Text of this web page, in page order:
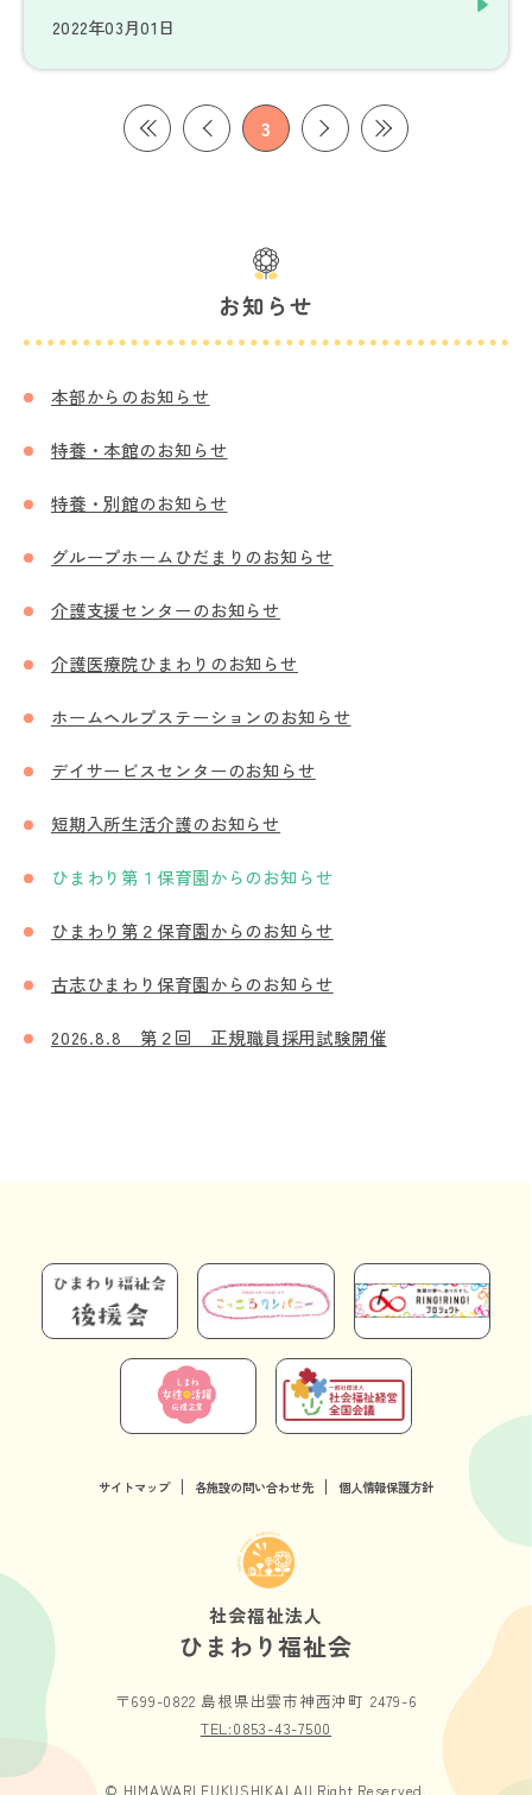
2022年03月01日
3
お知らせ
本部からのお知らせ
特養・本館のお知らせ
特養・別館のお知らせ
グループホームひだまりのお知らせ
介護支援センターのお知らせ
介護医療院ひまわりのお知らせ
ホームヘルプステーションのお知らせ
デイサービスセンターのお知らせ
短期入所生活介護のお知らせ
ひまわり第１保育園からのお知らせ
ひまわり第２保育園からのお知らせ
古志ひまわり保育園からのお知らせ
2026.8.8 第２回 正規職員採用試験開催
サイトマップ 各施設の問い合わせ先 個人情報保護方針
社会福祉法人
ひまわり福祉会
〒699-0822 島根県出雲市神西沖町 2479-6
TEL:0853-43-7500
© HIMAWARI FUKUSHIKAI All Right Reserved.